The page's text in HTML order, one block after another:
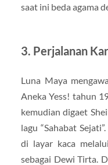
saat ini beda agama
3. Perjalanan
Luna Maya
Aneka Yess! tahun
kemudian digaet
lagu “Sahabat
di layar kaca
sebagai Dewi Tirta.